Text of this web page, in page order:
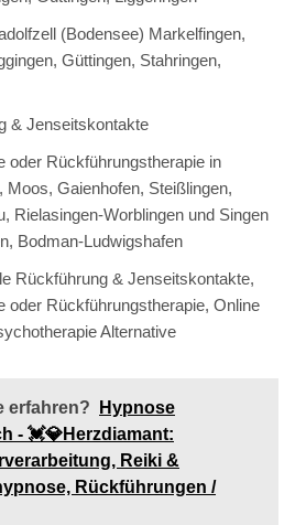
(Bodensee) Markelfingen,
Güttingen, Stahringen,
& Jenseitskontakte
oder Rückführungstherapie in
Moos, Gaienhofen, Steißlingen,
Rielasingen-Worblingen und Singen
Bodman-Ludwigshafen
Rückführung & Jenseitskontakte,
oder Rückführungstherapie, Online
Alternative
erfahren?
Hypnose
- 💓️💎Herzdiamant:
Reiki &
Rückführungen /